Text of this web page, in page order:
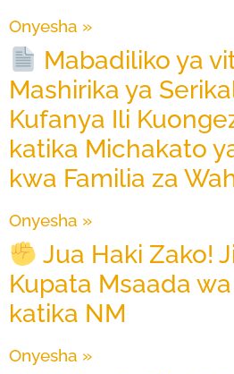
Onyesha »
Mabadiliko ya
Mashirika ya
Kufanya Ili
katika Michakato
kwa Familia za
Onyesha »
Jua Haki Zako!
Kupata Msaada
katika NM
Onyesha »